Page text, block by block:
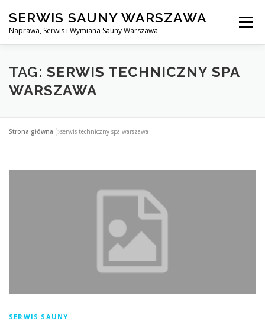
treści
SERWIS SAUNY WARSZAWA
Naprawa, Serwis i Wymiana Sauny Warszawa
Menu
SERWIS DO SAUNY WARSZAWA BLOG KONTAKT
TAG: SERWIS TECHNICZNY SPA
WARSZAWA
Strona główna »serwis techniczny spa warszawa
SERWIS SAUNY